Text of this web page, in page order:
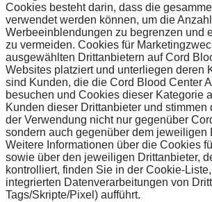
Cookies besteht darin, dass die
verwendet werden können, um die
Werbeeinblendungen zu begrenzen und
zu vermeiden. Cookies für
ausgewählten Drittanbietern auf Cord
Websites platziert und unterliegen deren
sind Kunden, die die Cord Blood Center
besuchen und Cookies dieser Kategorie
Kunden dieser Drittanbieter und stimmen
der Verwendung nicht nur gegenüber
sondern auch gegenüber dem jeweiligen
Weitere Informationen über die Cookies
sowie über den jeweiligen Drittanbieter,
kontrolliert, finden Sie in der Cookie-
integrierten Datenverarbeitungen von
Tags/Skripte/Pixel) aufführt.